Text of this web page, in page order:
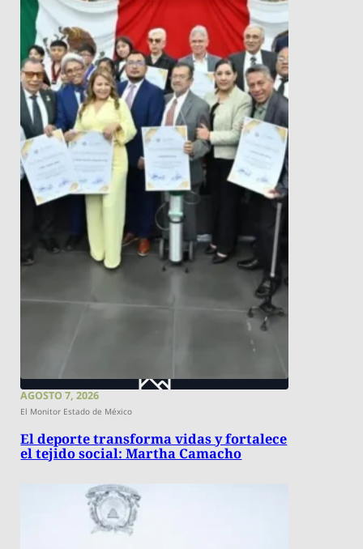
AGOSTO 7, 2026
El Monitor Estado de México
El deporte transforma vidas y fortalece
el tejido social: Martha Camacho